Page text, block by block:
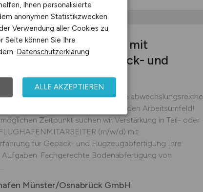
mit
für Gepäck- und
ins #team FMO! Auf Sie wartet eine abwechslungsreiche
einem teamorientierten und spannenden Arbeitsumfeld!
Zeitpunkt suchen wir Verstärkung in Teil- oder
(m/w/d) mit
für Gepäck- und Flugzeugabfertigung Ihre
Fachgerechte Bodenabfertigung von
Münster/Osnabrück GmbH
Ihnen personalisierte
anonymen Statistikzwecken.
Verwendung aller Cookies zu.
Seite können Sie Ihre
Datenschutzerklärung
ALLE AKZEPTIEREN